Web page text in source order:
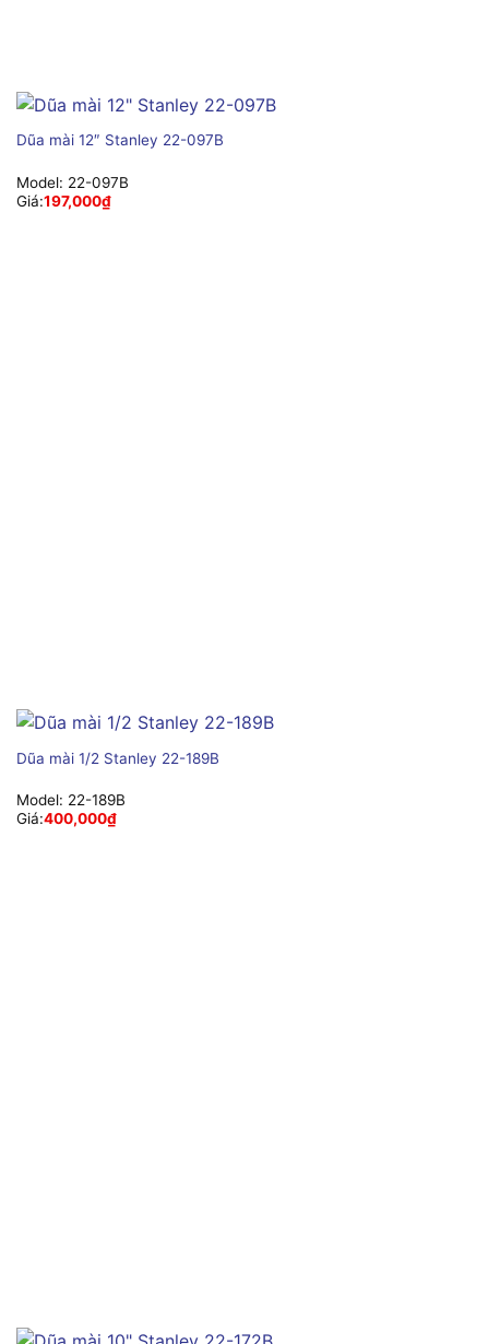
Dũa mài 12″ Stanley 22-097B
Model: 22-097B
Giá:197,000₫
Dũa mài 1/2 Stanley 22-189B
Model: 22-189B
Giá:400,000₫